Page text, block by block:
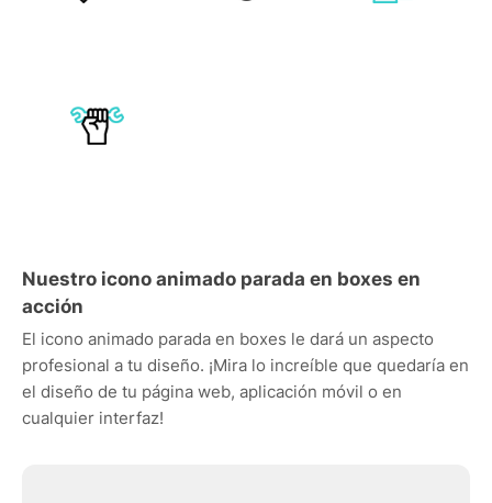
Nuestro icono animado parada en boxes en
acción
El icono animado parada en boxes le dará un aspecto
profesional a tu diseño. ¡Mira lo increíble que quedaría en
el diseño de tu página web, aplicación móvil o en
cualquier interfaz!